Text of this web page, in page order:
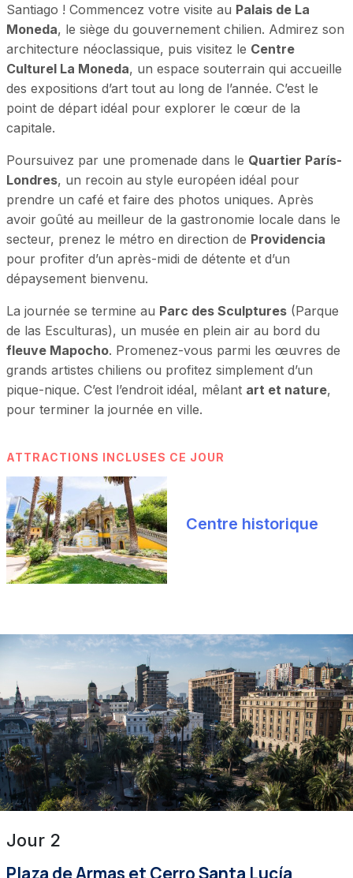
Santiago ! Commencez votre visite au Palais de La
Moneda, le siège du gouvernement chilien. Admirez son
architecture néoclassique, puis visitez le Centre
Culturel La Moneda, un espace souterrain qui accueille
des expositions d’art tout au long de l’année. C’est le
point de départ idéal pour explorer le cœur de la
capitale.
Poursuivez par une promenade dans le Quartier París-
Londres, un recoin au style européen idéal pour
prendre un café et faire des photos uniques. Après
avoir goûté au meilleur de la gastronomie locale dans le
secteur, prenez le métro en direction de Providencia
pour profiter d’un après-midi de détente et d’un
dépaysement bienvenu.
La journée se termine au Parc des Sculptures (Parque
de las Esculturas), un musée en plein air au bord du
fleuve Mapocho. Promenez-vous parmi les œuvres de
grands artistes chiliens ou profitez simplement d’un
pique-nique. C’est l’endroit idéal, mêlant art et nature,
pour terminer la journée en ville.
ATTRACTIONS INCLUSES CE JOUR
Centre historique
Jour 2
Plaza de Armas et Cerro Santa Lucía